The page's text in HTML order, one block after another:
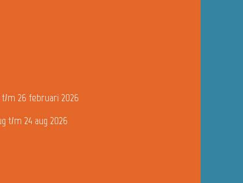
t/m 26 februari 2026
t/m 24 aug 2026